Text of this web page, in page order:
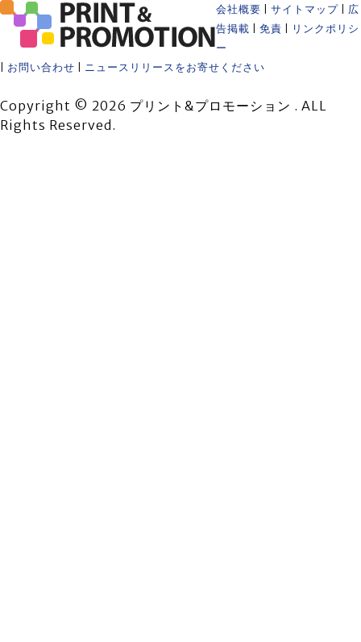
会社概要 サイトマップ
広
告掲載
免責
リンクポリシ
ー
お問い合わせ ニュースリリースをお寄せください
Copyright © 2026 プリント&プロモーション . ALL
Rights Reserved.